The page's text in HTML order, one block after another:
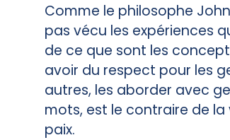
Comme le philosophe
pas vécu les expériences
de ce que sont les
avoir du respect pour les
autres, les aborder avec
mots, est le contraire de
paix.